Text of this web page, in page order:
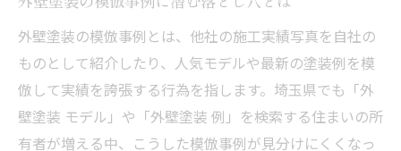
外壁塗装の模倣事例とは、他社の施工実績写真を自社の
ものとして紹介したり、人気モデルや最新の塗装例を模
倣して実績を誇張する行為を指します。埼玉県でも「外
壁塗装 モデル」や「外壁塗装 例」を検索する住まいの所
有者が増える中、こうした模倣事例が見分けにくくなっ